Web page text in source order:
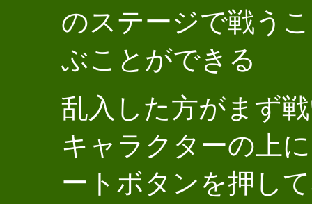
のステージで戦う
ぶことができる
乱入した方がまず
キャラクターの上
ートボタンを押し